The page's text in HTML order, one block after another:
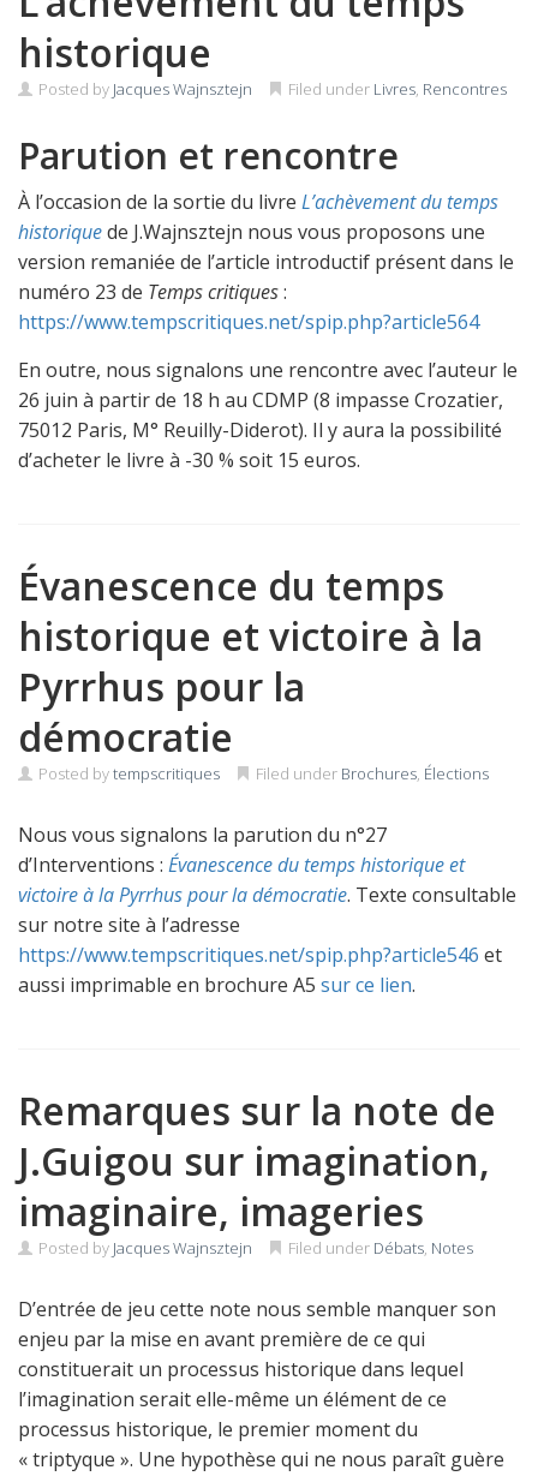
historique
Posted by Jacques Wajnsztejn Filed under Livres, Rencontres
Parution et rencontre
À l’occasion de la sortie du livre L’achèvement du temps
historiquede J.Wajnsztejn nous vous proposons une
version remaniée de l’article introductif présent dans le
numéro 23 de Temps critiques:
https://www.tempscritiques.net/spip.php?article564
En outre, nous signalons une rencontre avec l’auteur le
26 juin à partir de 18 h au CDMP (8 impasse Crozatier,
75012 Paris, M° Reuilly-Diderot). Il y aura la possibilité
d’acheter le livre à -30 % soit 15 euros.
Évanescence du temps
historique et victoire à la
Pyrrhus pour la
démocratie
Posted bytempscritiques Filed under Brochures, Élections
Nous vous signalons la parution du n°27
d’Interventions : Évanescence du temps historique et
victoire à la Pyrrhus pour la démocratie. Texte consultable
sur notre site à l’adresse
https://www.tempscritiques.net/spip.php?article546 et
aussi imprimable en brochure A5 sur ce lien.
Remarques sur la note de
J.Guigou sur imagination,
imaginaire, imageries
Posted by Jacques Wajnsztejn Filed under Débats, Notes
D’entrée de jeu cette note nous semble manquer son
enjeu par la mise en avant première de ce qui
constituerait un processus historique dans lequel
l’imagination serait elle-même un élément de ce
processus historique, le premier moment du
« triptyque ». Une hypothèse qui ne nous paraît guère